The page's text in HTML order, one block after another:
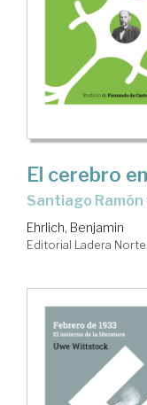
El cerebro
Santiago
Ehrlich, Benjamin
Editorial Ladera